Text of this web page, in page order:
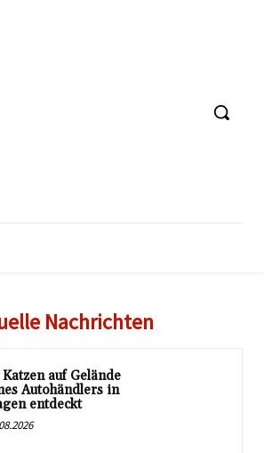
Nachrichten
Katzen auf Gelände
Autohändlers in
entdeckt